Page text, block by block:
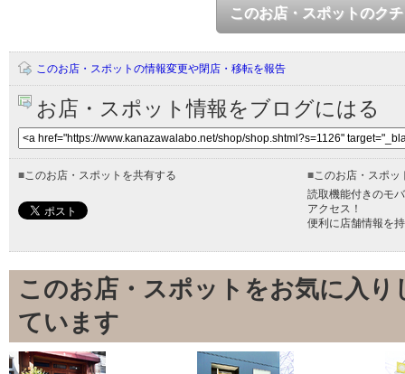
このお店・スポットのク
このお店・スポットの情報変更や閉店・移転を報告
お店・スポット情報をブログにはる
■このお店・スポットを共有する ■このお店・スポッ
読取機能付きのモ
アクセス！
便利に店舗情報を
このお店・スポットをお気に入
ています